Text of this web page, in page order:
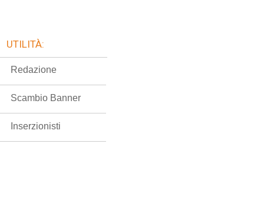
UTILITÀ:
Redazione
Scambio Banner
Inserzionisti